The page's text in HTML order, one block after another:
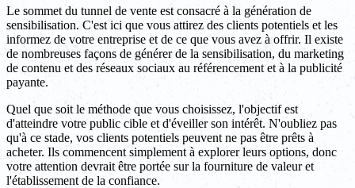
Le sommet du tunnel de vente est consacré à la génération de
sensibilisation. C'est ici que vous attirez des clients potentiels et les
informez de votre entreprise et de ce que vous avez à offrir. Il existe
de nombreuses façons de générer de la sensibilisation, du marketing
de contenu et des réseaux sociaux au référencement et à la publicité
payante.
Quel que soit le méthode que vous choisissez, l'objectif est
d'atteindre votre public cible et d'éveiller son intérêt. N'oubliez pas
qu'à ce stade, vos clients potentiels peuvent ne pas être prêts à
acheter. Ils commencent simplement à explorer leurs options, donc
votre attention devrait être portée sur la fourniture de valeur et
l'établissement de la confiance.